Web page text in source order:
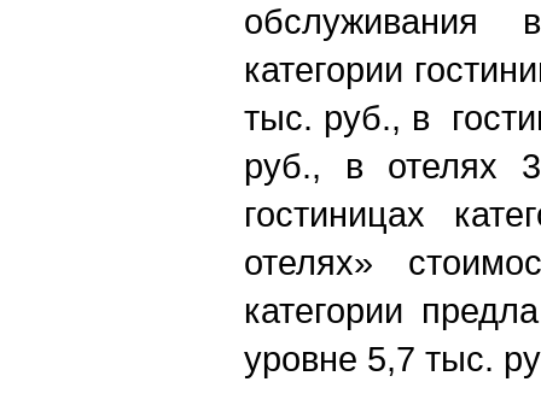
категории
тыс. руб., в
руб., в
гостиницах
отелях»
категории
уровне 5,7 тыс.